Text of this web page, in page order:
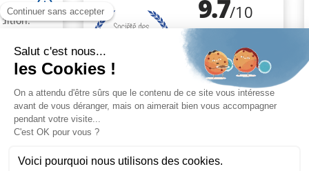
Marchand approuvé par la Société des Avis Garantis,